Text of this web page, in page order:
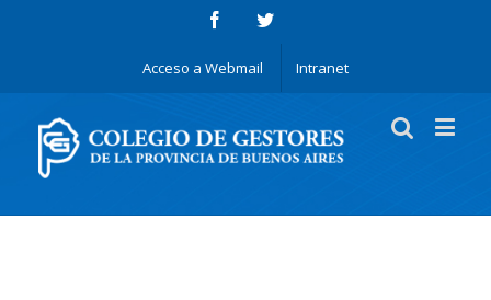
Acceso a Webmail Intranet